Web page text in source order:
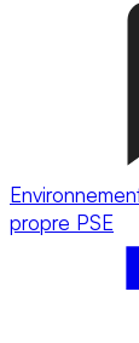
propre PSE